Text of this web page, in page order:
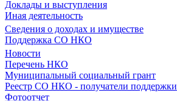
Доклады и выступления
Иная деятельность
Сведения о доходах и имуществе
Поддержка СО НКО
Новости
Перечень НКО
Муниципальный социальный грант
Реестр СО НКО - получатели поддержки
Фотоотчет